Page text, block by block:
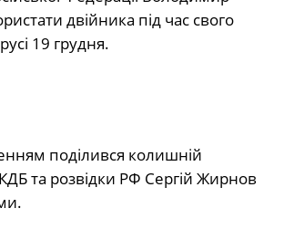
двійника під час свого
19 грудня.
поділився колишній
та розвідки РФ Сергій Жирнов